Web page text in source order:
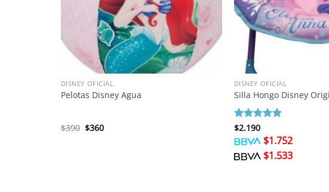
DISNEY OFICIAL
Pelotas Disney Agua
$390 El
$360El
DISNEY OFICIAL
Silla Hongo Disney
Valorado
con 5de 5
$2.190
$1.752
$1.533